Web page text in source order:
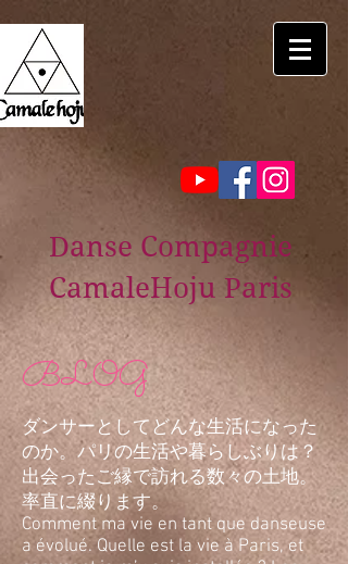
Danse Compagnie
CamaleHoju Paris
BLOG
ダンサーとしてどんな生活になった
のか。パリの生活や暮らしぶりは？
出会ったご縁で訪れる数々の土地。
率直に綴ります。
Comment ma vie en tant que danseuse
a évolué. Quelle est la vie à Paris, et